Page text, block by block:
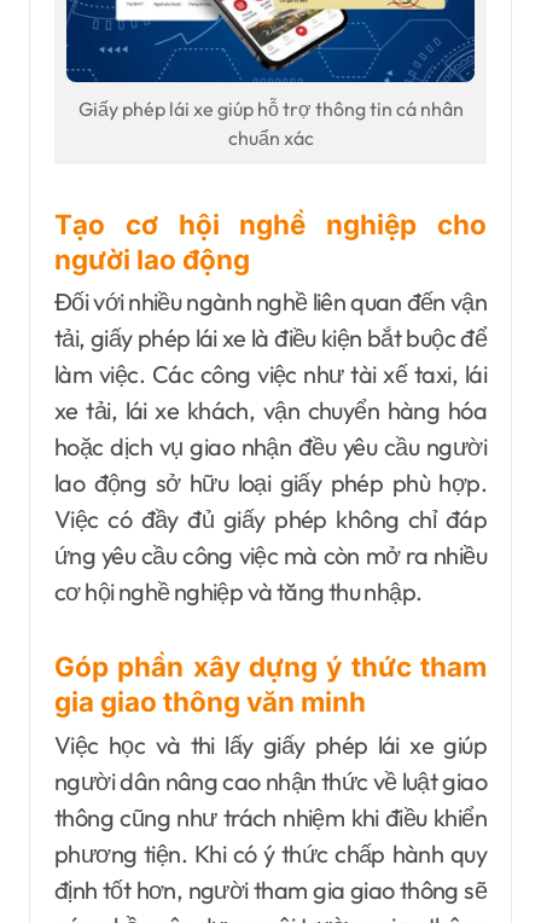
Giấy phép lái xe giúp hỗ trợ thông tin cá nhân
chuẩn xác
Tạo cơ hội nghề nghiệp cho
người lao động
Đối với nhiều ngành nghề liên quan đến vận
tải, giấy phép lái xe là điều kiện bắt buộc để
làm việc. Các công việc như tài xế taxi, lái
xe tải, lái xe khách, vận chuyển hàng hóa
hoặc dịch vụ giao nhận đều yêu cầu người
lao động sở hữu loại giấy phép phù hợp.
Việc có đầy đủ giấy phép không chỉ đáp
ứng yêu cầu công việc mà còn mở ra nhiều
cơ hội nghề nghiệp và tăng thu nhập.
Góp phần xây dựng ý thức tham
gia giao thông văn minh
Việc học và thi lấy giấy phép lái xe giúp
người dân nâng cao nhận thức về luật giao
thông cũng như trách nhiệm khi điều khiển
phương tiện. Khi có ý thức chấp hành quy
định tốt hơn, người tham gia giao thông sẽ